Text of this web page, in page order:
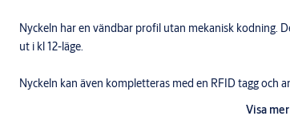
Nyckeln har en vändbar profil utan mekanisk kodning.
ut i kl 12-läge.
Nyckeln kan även kompletteras med en RFID tagg och
Visa mer